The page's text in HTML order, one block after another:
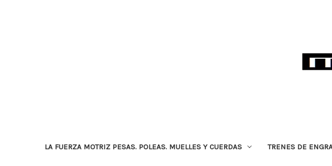
LA FUERZA MOTRIZ PESAS. POLEAS. MUELLES Y CUERDAS TRENES DE